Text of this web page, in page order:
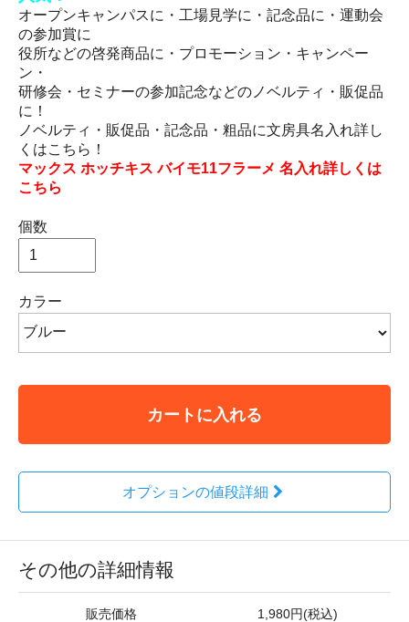
オープンキャンパスに・工場見学に・記念品に・運動会
の参加賞に
役所などの啓発商品に・プロモーション・キャンペー
ン・
研修会・セミナーの参加記念などのノベルティ・販促品
に！
ノベルティ・販促品・記念品・粗品に文房具名入れ詳し
くはこちら！
マックス ホッチキス バイモ11フラーメ 名入れ詳しくは
こちら
個数
カラー
カートに入れる
オプションの値段詳細
その他の詳細情報
販売価格 1,980円(税込)